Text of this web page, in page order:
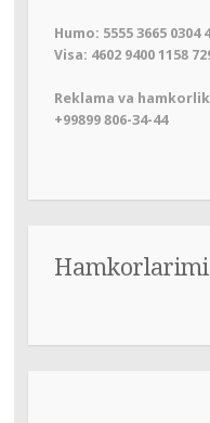
Humo: 5555 3665 0304
Visa: 4602 9400 1158
Reklama va
+99899 806-34-44